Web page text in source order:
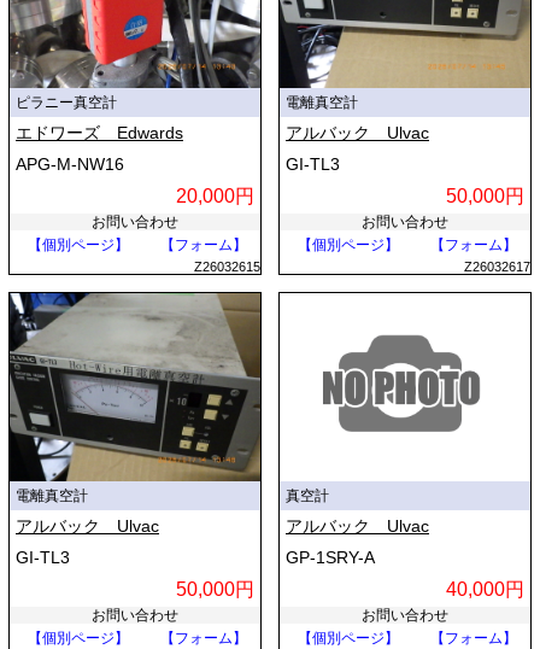
ピラニー真空計
エドワーズ Edwards
APG-M-NW16
20,000円
お問い合わせ
【個別ページ】
【フォーム】
Z26032615
電離真空計
アルバック Ulvac
GI-TL3
50,000円
お問い合わせ
【個別ページ】
【フォーム】
Z26032617
電離真空計
アルバック Ulvac
GI-TL3
50,000円
お問い合わせ
【個別ページ】
【フォーム】
真空計
アルバック Ulvac
GP-1SRY-A
40,000円
お問い合わせ
【個別ページ】
【フォーム】